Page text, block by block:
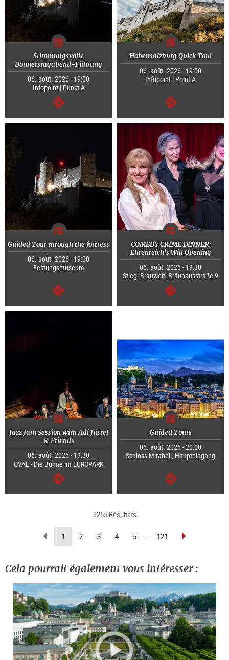
Stimmungsvolle
Donnerstagabend-Führung
06. août. 2026 - 19:00
Infopoint | Punkt A
Continuer
Hohensalzburg Quick Tour
06. août. 2026 - 19:00
Infopoint | Point A
Continuer
Guided Tour through the fortress
06. août. 2026 - 19:00
Festungsmuseum
Continuer
COMEDY CRIME DINNER:
Ehrenreich's Will Opening
06. août. 2026 - 19:30
Stiegl-Brauwelt, Bräuhausstraße 9
Continuer
Jazz Jam Session with Adi Jüstel
& Friends
06. août. 2026 - 19:30
OVAL - Die Bühne im EUROPARK
Continuer
Guided Tours
06. août. 2026 - 20:00
Schloss Mirabell, Haupteingang
Continuer
3255 Résultats
Revenir
d’une
1 (Page
actuelle)
2 3 4 5 ... 121 Avancer
Cela pourrait également vous intéresser :